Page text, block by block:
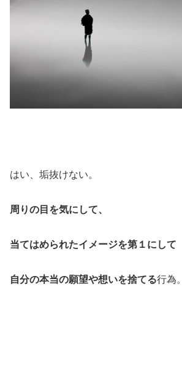
はい、垢抜けない。
周りの目を気にして、
当てはめられたイメージを第１にして
自分の本当の願望や想いを捨てる行為。